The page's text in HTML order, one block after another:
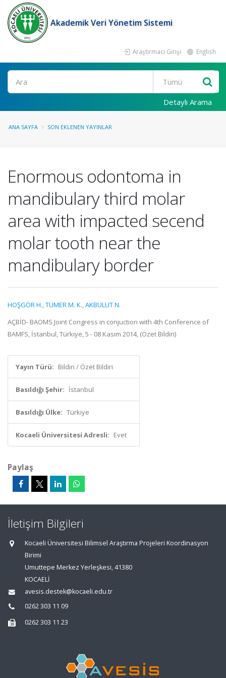
Akademik Veri Yönetim Sistemi
Araştırmacı Girişi English
Ara
Detaylı Arama
ANA SAYFA SON EKLENEN YAYINLAR
Enormous odontoma in
mandibulary third molar
area with impacted secend
molar tooth near the
mandibulary border
HOŞGÖR H.,TÜMER M. K.,AKBULUT N.
AÇBİD- BAOMS Joint Congress in conjuction with 4th Conference of
BAMFS, İstanbul, Türkiye, 5 - 08 Kasım 2014, (Özet Bildiri)
Yayın Türü: Bildiri / Özet Bildiri
Basıldığı Şehir: İstanbul
Basıldığı Ülke: Türkiye
Kocaeli Üniversitesi Adresli: Evet
Paylaş
İletişim Bilgileri
Kocaeli Üniversitesi Bilimsel Araştırma Projeleri Koordinasyon
Birimi
Umuttepe Merkez Yerleşkesi, 41380
KOCAELİ
avesis.destek@kocaeli.edu.tr
0262 303 11 09
0262 303 11 23